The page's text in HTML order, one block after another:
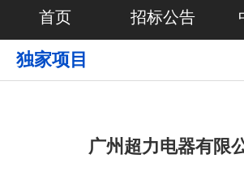
首页 招标公告
独家项目
广州超力电器有限